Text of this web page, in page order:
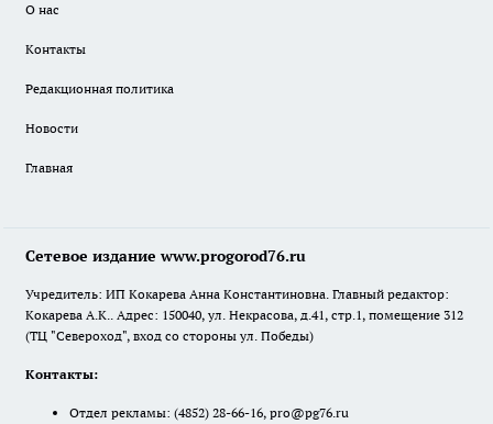
О нас
Контакты
Редакционная политика
Новости
Главная
Сетевое издание www.progorod76.ru
Учредитель: ИП Кокарева Анна Константиновна. Главный редактор:
Кокарева А.К.. Адрес: 150040, ул. Некрасова, д.41, стр.1, помещение 312
(ТЦ "Североход", вход со стороны ул. Победы)
Контакты:
Отдел рекламы: (4852) 28-66-16, pro@pg76.ru